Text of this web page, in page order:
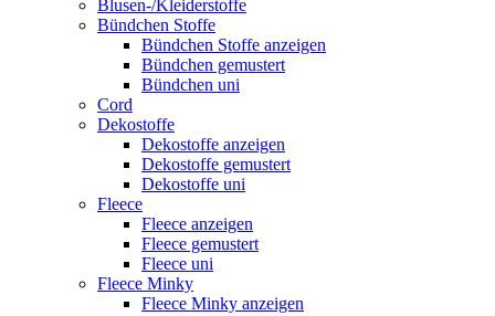
Blusen-/Kleiderstoffe
Bündchen Stoffe
Bündchen Stoffe anzeigen
Bündchen gemustert
Bündchen uni
Cord
Dekostoffe
Dekostoffe anzeigen
Dekostoffe gemustert
Dekostoffe uni
Fleece
Fleece anzeigen
Fleece gemustert
Fleece uni
Fleece Minky
Fleece Minky anzeigen